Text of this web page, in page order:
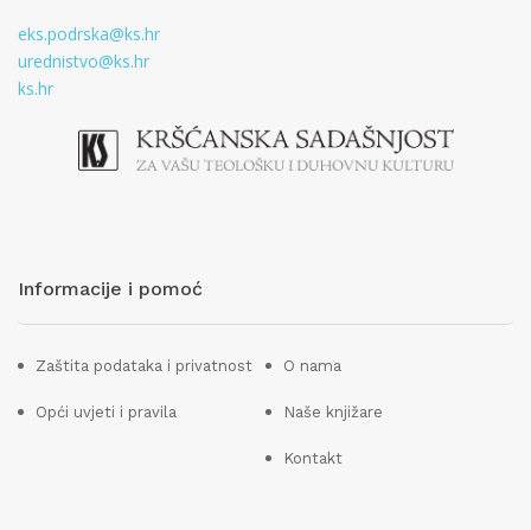
eks.podrska@ks.hr
urednistvo@ks.hr
ks.hr
Informacije i pomoć
Zaštita podataka i privatnost
Opći uvjeti i pravila
O nama
Naše knjižare
Kontakt